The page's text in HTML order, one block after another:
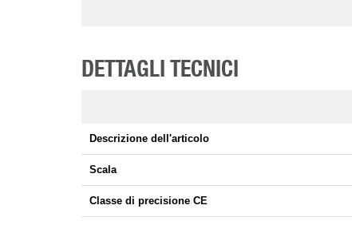
DETTAGLI TECNICI
Descrizione dell'articolo
Scala
Classe di precisione CE